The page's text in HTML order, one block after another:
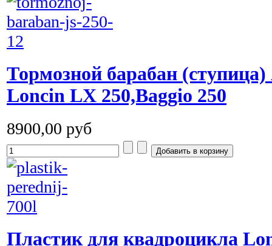
Тормозной барабан
Loncin LX 250,Baggio 250
8900,00 руб
Пластик для квадроцикла